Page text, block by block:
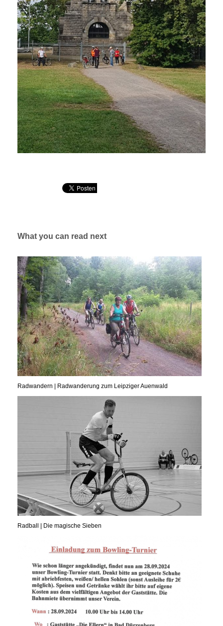
What you can read next
Radwandern | Radwanderung zum Leipziger Auenwald
Radball | Die magische Sieben